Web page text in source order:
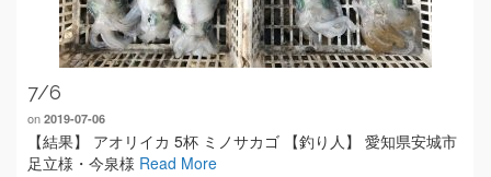
7/6
on 2019-07-06
【結果】 アオリイカ 5杯 ミノサカゴ 【釣り人】 愛知県安城市
足立様・今泉様 Read More